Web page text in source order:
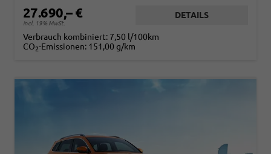
27.690,– €
incl. 19% MwSt.
DETAILS
Verbrauch kombiniert: 7,50 l/100km
CO2-Emissionen: 151,00 g/km